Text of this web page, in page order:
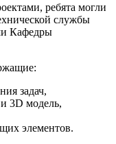
ребята могли
службы
Кафедры
задач,
3D модель,
элементов.